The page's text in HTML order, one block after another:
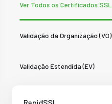
Ver Todos os Certificados SSL
Validação da Organização (VO)
Validação Estendida (EV)